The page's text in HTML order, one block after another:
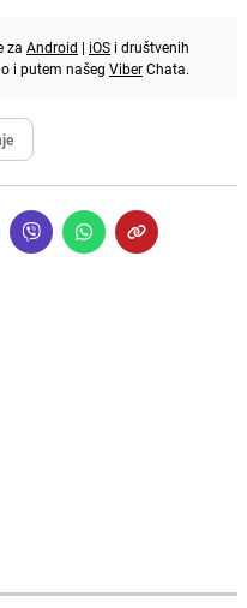
za Android | iOS i društvenih
i putem našeg ViberChata.